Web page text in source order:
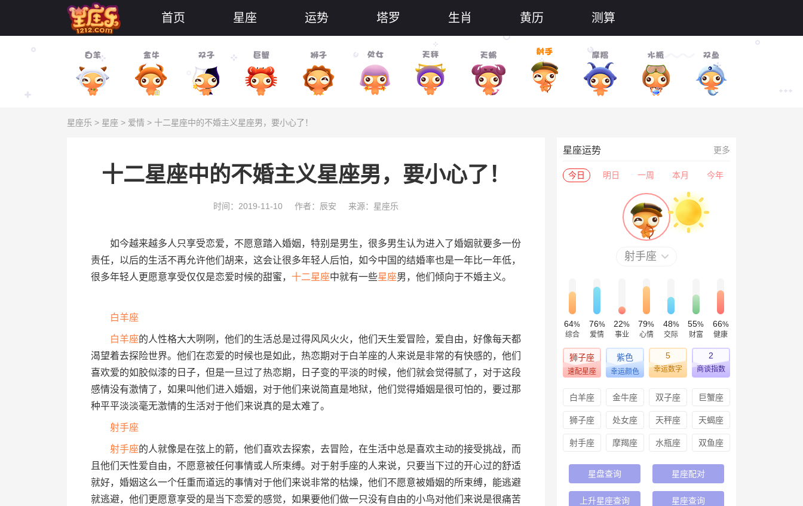
首页 星座 运势 塔罗 生肖 黄历 测算
星座乐 > 星座 > 爱情 > 十二星座中的不婚主义星座男，要小心了！
十二星座中的不婚主义星座男，要小心了！
时间：2019-11-10 作者：辰安 来源：星座乐
如今越来越多人只享受恋爱，不愿意踏入婚姻，特别是男生，很多男生认为进入了婚姻就要多一份
责任，以后的生活不再允许他们胡来，这会让很多年轻人后怕，如今中国的结婚率也是一年比一年低，
很多年轻人更愿意享受仅仅是恋爱时候的甜蜜， 十二星座中就有一些星座男，他们倾向于不婚主义。
白羊座
白羊座的人性格大大咧咧，他们的生活总是过得风风火火，他们天生爱冒险，爱自由，好像每天都
渴望着去探险世界。他们在恋爱的时候也是如此，热恋期对于白羊座的人来说是非常的有快感的，他们
喜欢爱的如胶似漆的日子，但是一旦过了热恋期，日子变的平淡的时候，他们就会觉得腻了，对于这段
感情没有激情了，如果叫他们进入婚姻，对于他们来说简直是地狱，他们觉得婚姻是很可怕的，要过那
种平平淡淡毫无激情的生活对于他们来说真的是太难了。
射手座
射手座的人就像是在弦上的箭，他们喜欢去探索，去冒险，在生活中总是喜欢主动的接受挑战，而
且他们天性爱自由，不愿意被任何事情或人所束缚。对于射手座的人来说，只要当下过的开心过的舒适
就好，婚姻这么一个任重而道远的事情对于他们来说非常的枯燥，他们不愿意被婚姻的所束缚，能逃避
就逃避，他们更愿意享受的是当下恋爱的感觉，如果要他们做一只没有自由的小鸟对他们来说是很痛苦
星座运势 更多
今日 明日 一周 本月 今年
射手座
64%
综合
76%
爱情
22%
事业
79%
心情
48%
交际
55%
财富
66%
健康
狮子座
速配星座
紫色
幸运颜色
5
幸运数字
2
商谈指数
白羊座 金牛座 双子座 巨蟹座
狮子座 处女座 天秤座 天蝎座
射手座 摩羯座 水瓶座 双鱼座
星盘查询 星座配对
上升星座查询 星座查询